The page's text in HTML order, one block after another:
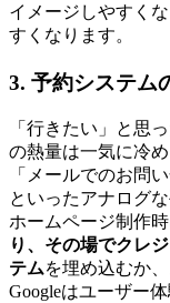
イメージしやすく
すくなります。
3. 予約システム
「行きたい」と思
の熱量は一気に冷め
「メールでのお問
といったアナログ
ホームページ制作時
り、その場でクレ
テムを埋め込むか
Googleはユーザー